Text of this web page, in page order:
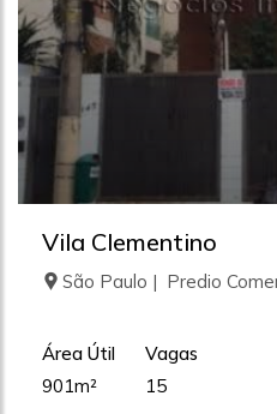
Vila Clementino
São Paulo | Predio
Área Útil
901m²
Vagas
15